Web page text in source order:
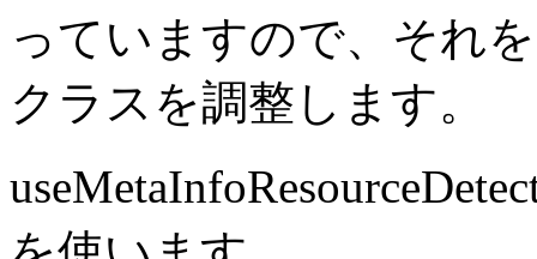
っていますので、それ
クラスを調整します。